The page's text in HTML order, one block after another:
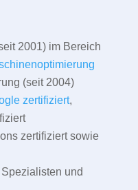
2001) im Bereich
(seit 2004)
zertifiziert,
zertifiziert sowie
und